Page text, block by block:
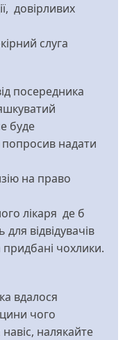
довірливих
слуга
посередника
буде
попросив надати
на право
лікаря де б
відвідувачів
придбані чохлики.
вдалося
чого
налякайте